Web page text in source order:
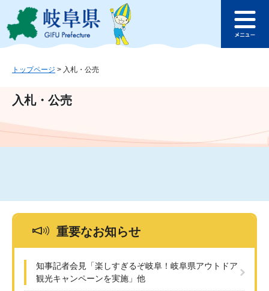
ジ
ュ
文
このページの本文へ
ュ
トップページ > 入札・公売
入札・公売
重要なお知らせ
知事記者会見「楽しすぎるぞ岐阜！岐阜県アウトドア
観光キャンペーンを実施」他